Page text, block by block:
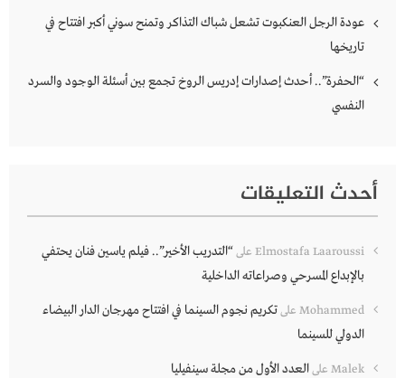
عودة الرجل العنكبوت تشعل شباك التذاكر وتمنح سوني أكبر افتتاح في
تاريخها
“الحفرة”.. أحدث إصدارات إدريس الروخ تجمع بين أسئلة الوجود والسرد
النفسي
أحدث التعليقات
Elmostafa Laaroussi على“التدريب الأخير”.. فيلم ياسين فنان يحتفي
بالإبداع المسرحي وصراعاته الداخلية
Mohammed علىتكريم نجوم السينما في افتتاح مهرجان الدار البيضاء
الدولي للسينما
Malek علىالعدد الأول من مجلة سينفيليا